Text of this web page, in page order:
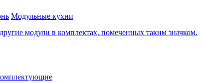
Модульные кухни
модули в комплектах, помеченных таким значком.